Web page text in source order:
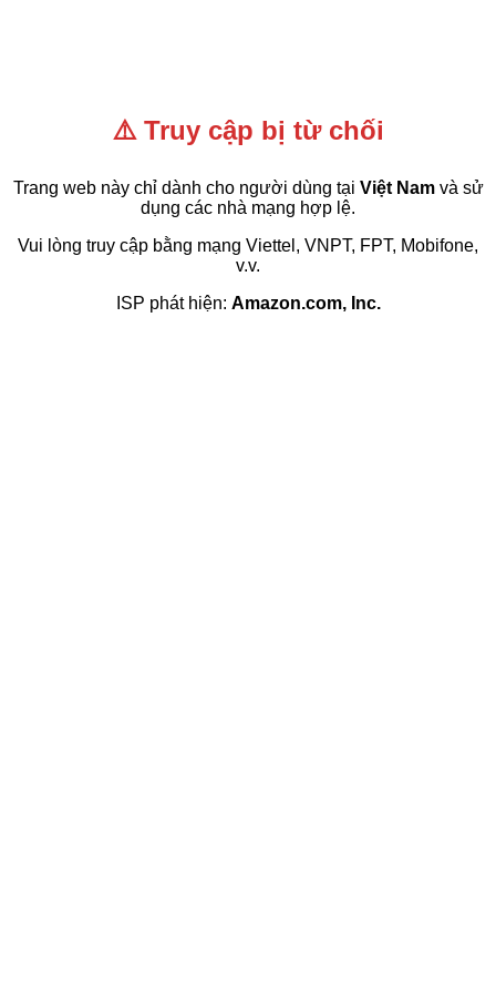
⚠️ Truy cập bị từ chối
Trang web này chỉ dành cho người dùng tại Việt Namvà sử
dụng các nhà mạng hợp lệ.
Vui lòng truy cập bằng mạng Viettel, VNPT, FPT, Mobifone,
v.v.
ISP phát hiện: Amazon.com, Inc.